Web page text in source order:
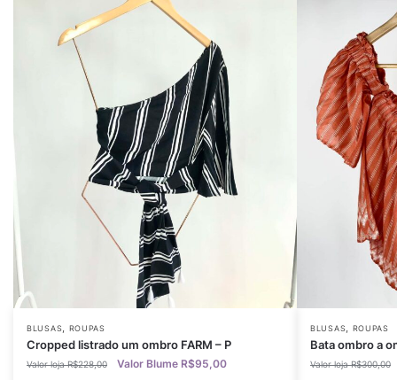
BLUSAS, ROUPAS
Cropped listrado um ombro FARM – P
R$228,00 R$95,00
BLUSAS, ROUPAS
Bata ombro a
R$300,00